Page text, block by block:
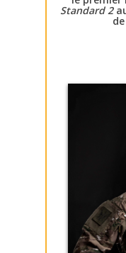
Standard 2